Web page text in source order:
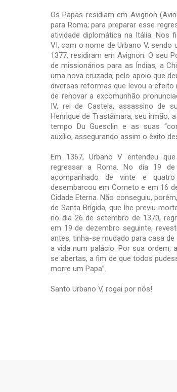
Os Papas residiam em Avignon
para Roma; para preparar esse
atividade diplomática na Itália. Nos
VI, com o nome de Urbano V, sendo
1377, residiram em Avignon. O seu
de missionários para as Índias, a
uma nova cruzada; pelo apoio que
diversas reformas que levou a efeito
de renovar a excomunhão
IV, rei de Castela, assassino de
Henrique de Trastâmara, seu irmão,
tempo Du Guesclin e as suas
auxílio, assegurando assim o êxito
Em 1367, Urbano V entendeu
regressar a Roma. No dia 19 de
acompanhado de vinte e
desembarcou em Corneto e em 16
Cidade Eterna. Não conseguiu,
de Santa Brígida, que lhe previu
no dia 26 de setembro de 1370,
em 19 de dezembro seguinte,
antes, tinha-se mudado para casa
a vida num palácio. Por sua ordem,
se abertas, a fim de que todos
morre um Papa”.
Santo Urbano V, rogai por nós!